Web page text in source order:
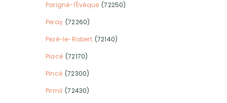
Parigné-l'Évêque (72250)
Peray (72260)
Pezé-le-Robert (72140)
Piacé (72170)
Pincé (72300)
Pirmil (72430)